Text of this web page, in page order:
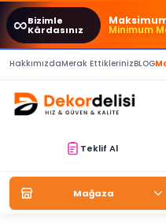
∞Bizimle
Kârdasınız Minimum
HakkımızdaMerak EttiklerinizBLOG
Teklif Al
Mağaza